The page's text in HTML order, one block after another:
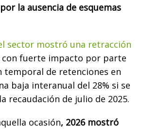
la ausencia de esquemas
sector mostró una retracción
con fuerte impacto por parte
temporal de retenciones en
baja interanual del 28% si se
recaudación de julio de 2025.
ocasión, 2026 mostró